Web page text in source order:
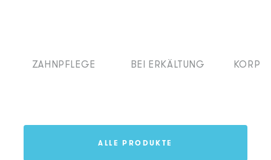
ZAHNPFLEGE BEI ERKÄLTUNG
ALLE PRODUKTE